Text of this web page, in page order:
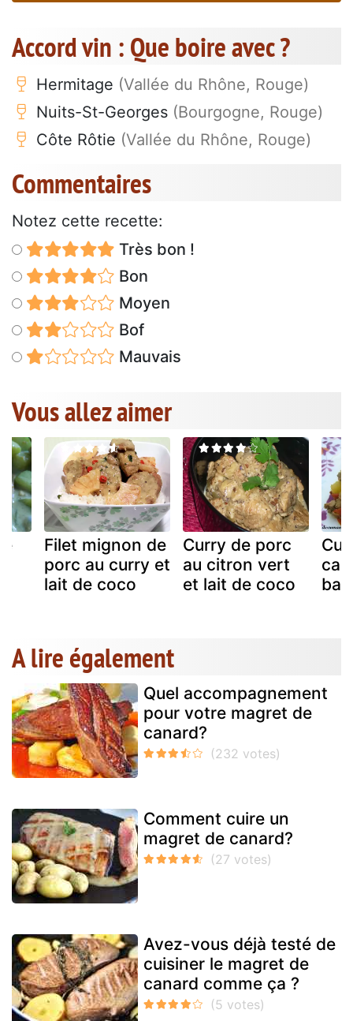
Accord vin : Que boire avec ?
Hermitage (Vallée du Rhône, Rouge)
Nuits-St-Georges (Bourgogne, Rouge)
Côte Rôtie (Vallée du Rhône, Rouge)
Commentaires
Notez cette recette:
Très bon !
Bon
Moyen
Bof
Mauvais
Vous allez aimer
Filet mignon de
porc au curry et
lait de coco
Curry de porc
au citron vert
et lait de coco
A lire également
Quel accompagnement
pour votre magret de
canard?
Comment cuire un
magret de canard?
Avez-vous déjà testé de
cuisiner le magret de
canard comme ça ?